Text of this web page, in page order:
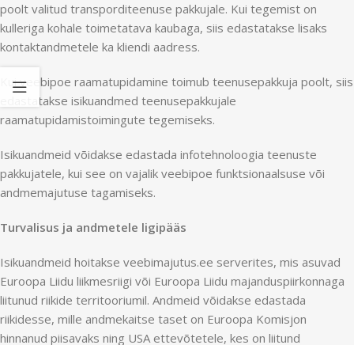
poolt valitud transporditeenuse pakkujale. Kui tegemist on
kulleriga kohale toimetatava kaubaga, siis edastatakse lisaks
kontaktandmetele ka kliendi aadress.
Kui veebipoe raamatupidamine toimub teenusepakkuja poolt, siis
edastatakse isikuandmed teenusepakkujale
raamatupidamistoimingute tegemiseks.
Isikuandmeid võidakse edastada infotehnoloogia teenuste
pakkujatele, kui see on vajalik veebipoe funktsionaalsuse või
andmemajutuse tagamiseks.
Turvalisus ja andmetele ligipääs
Isikuandmeid hoitakse veebimajutus.ee serverites, mis asuvad
Euroopa Liidu liikmesriigi või Euroopa Liidu majanduspiirkonnaga
liitunud riikide territooriumil. Andmeid võidakse edastada
riikidesse, mille andmekaitse taset on Euroopa Komisjon
hinnanud piisavaks ning USA ettevõtetele, kes on liitund